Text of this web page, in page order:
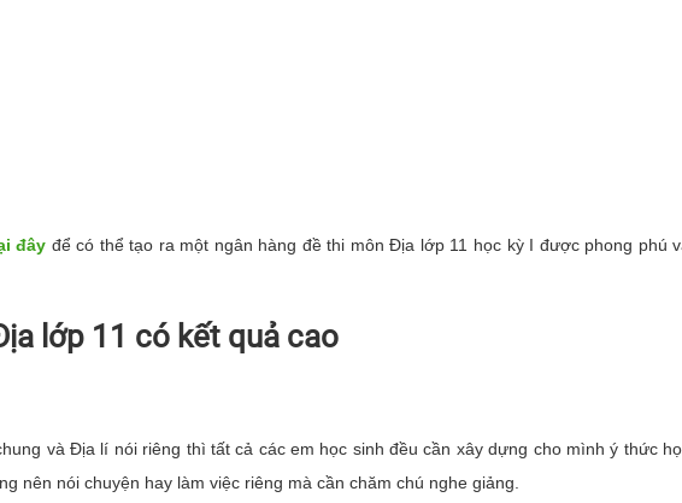
đây để có thể tạo ra một ngân hàng đề thi môn Địa lớp 11 học kỳ I được phong phú
lớp 11 có kết quả cao
và Địa lí nói riêng thì tất cả các em học sinh đều cần xây dựng cho mình ý thức
nên nói chuyện hay làm việc riêng mà cần chăm chú nghe giảng.